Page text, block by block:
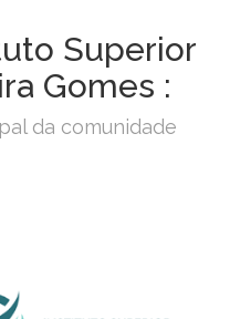
Superior
Gomes :
da comunidade